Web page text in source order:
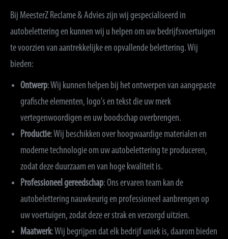
Bij MeesterZ Reclame & Advies zijn wij gespecialiseerd in
autobelettering en kunnen wij u helpen om uw bedrijfsvoertuigen
te voorzien van aantrekkelijke en opvallende belettering. Wij
bieden:
Ontwerp: Wij kunnen helpen bij het ontwerpen van aangepaste
grafische elementen, logo’s en tekst die uw merk
vertegenwoordigen en uw boodschap overbrengen.
Productie: Wij beschikken over hoogwaardige materialen en
moderne technologie om uw autobelettering te produceren,
zodat deze duurzaam en van hoge kwaliteit is.
Professioneel gereedschap: Ons ervaren team kan de
autobelettering nauwkeurig en professioneel aanbrengen op
uw voertuigen, zodat deze er strak en verzorgd uitzien.
Maatwerk: Wij begrijpen dat elk bedrijf uniek is, daarom bieden